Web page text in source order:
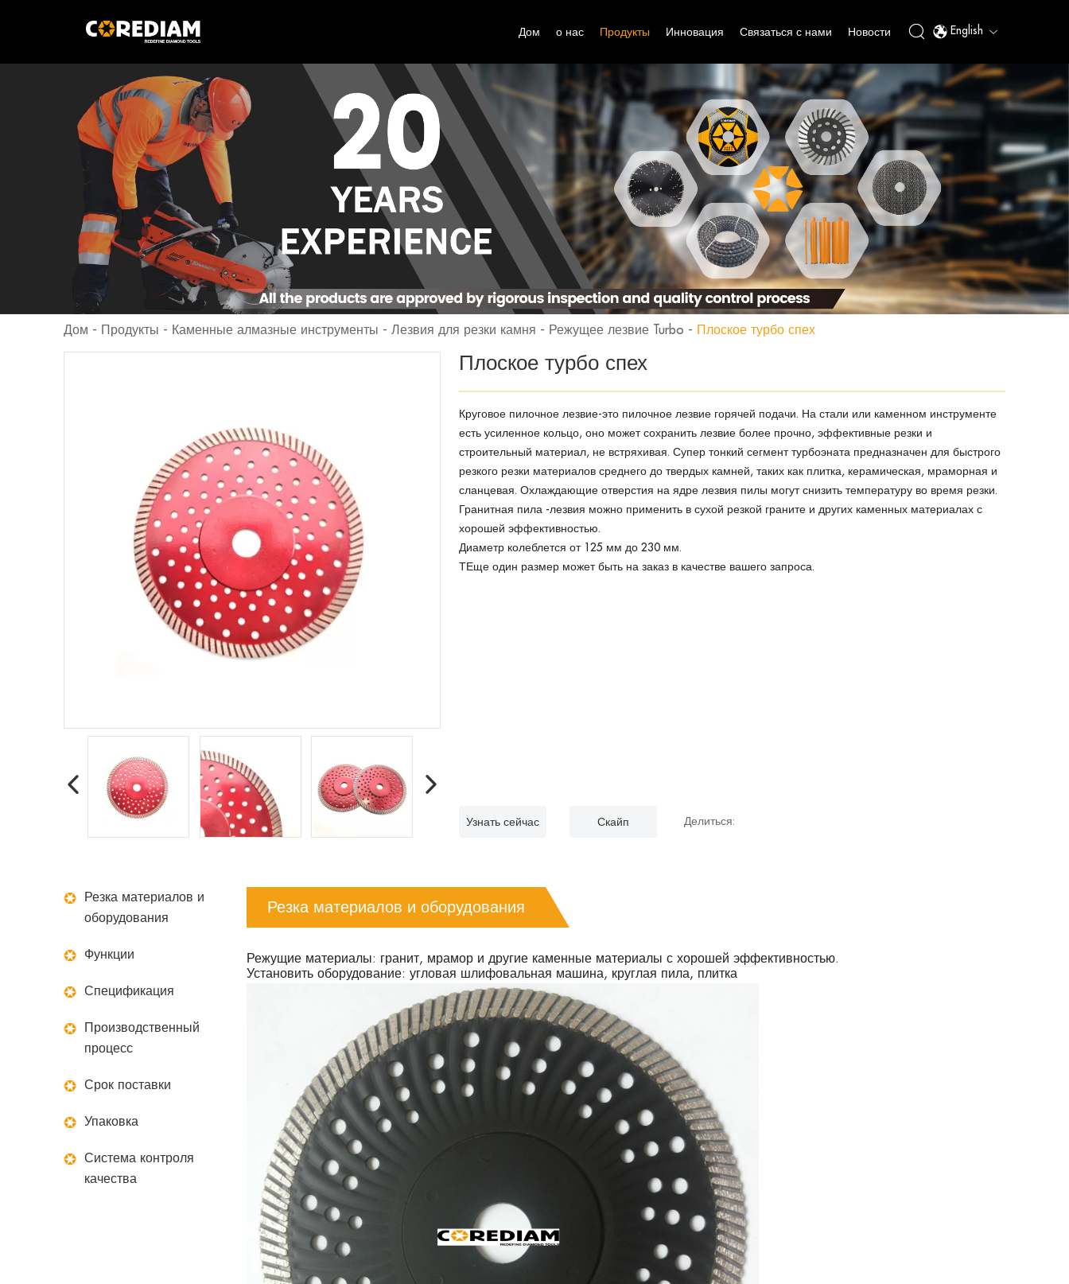
English
Дом о нас Продукты Инновация Связаться с нами Новости
Дом - Продукты - Каменные алмазные инструменты - Лезвия для резки камня - Режущее лезвие Turbo - Плоское турбо спех
Плоское турбо спех
Круговое пилочное лезвие-это пилочное лезвие горячей подачи. На стали или каменном инструменте
есть усиленное кольцо, оно может сохранить лезвие более прочно, эффективные резки и
строительный материал, не встряхивая. Супер тонкий сегмент турбоэната предназначен для быстрого
резкого резки материалов среднего до твердых камней, таких как плитка, керамическая, мраморная и
сланцевая. Охлаждающие отверстия на ядре лезвия пилы могут снизить температуру во время резки.
Гранитная пила -лезвия можно применить в сухой резкой граните и других каменных материалах с
хорошей эффективностью.
Диаметр колеблется от 125 мм до 230 мм.
ТЕще один размер может быть на заказ в качестве вашего запроса.
Узнать сейчас Скайп Делиться:
Резка материалов и
оборудования
Функции
Спецификация
Производственный
процесс
Срок поставки
Упаковка
Система контроля
качества
Резка материалов и оборудования
Режущие материалы: гранит, мрамор и другие каменные материалы с хорошей эффективностью.
Установить оборудование: угловая шлифовальная машина, круглая пила, плитка